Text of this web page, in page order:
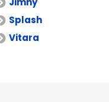
Splash
Vitara